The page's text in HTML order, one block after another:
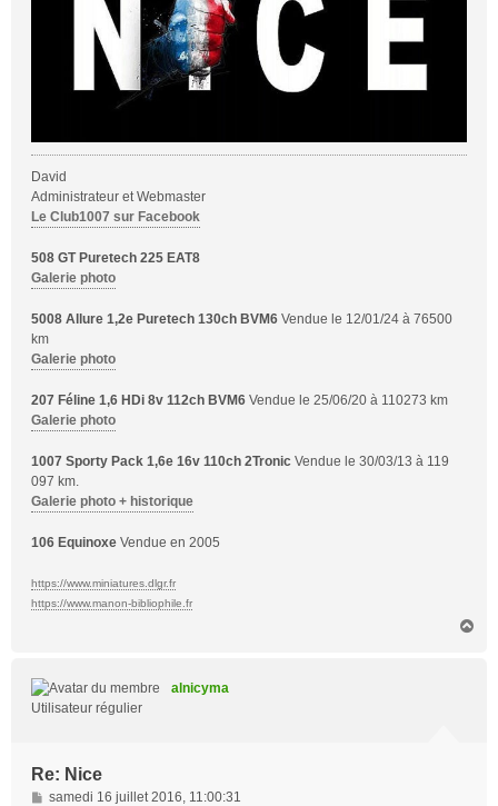
David
Administrateur et Webmaster
Le Club1007 sur Facebook
508 GT Puretech 225 EAT8
Galerie photo
5008 Allure 1,2e Puretech 130ch BVM6 Vendue le 12/01/24 à 76500
km
Galerie photo
207 Féline 1,6 HDi 8v 112ch BVM6 Vendue le 25/06/20 à 110273 km
Galerie photo
1007 Sporty Pack 1,6e 16v 110ch 2Tronic Vendue le 30/03/13 à 119
097 km.
Galerie photo + historique
106 Equinoxe Vendue en 2005
https://www.miniatures.dlgr.fr
https://www.manon-bibliophile.fr
alnicyma
Utilisateur régulier
Re: Nice
M
samedi 16 juillet 2016, 11:00:31